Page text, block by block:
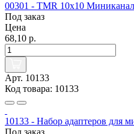
00301 - TMR 10х10
Под заказ
Цена
68,10 р.
Арт. 10133
Код товара: 10133
10133 - Набор адаптеров для